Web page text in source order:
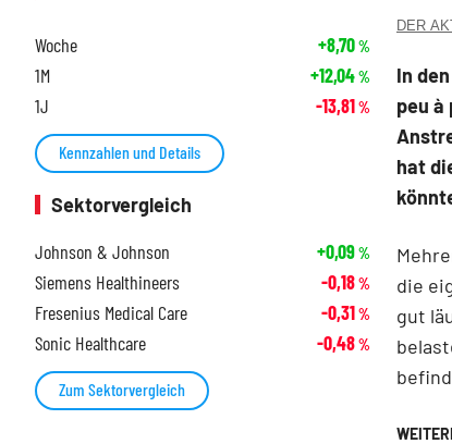
DER
In
peu à
hat
die
gut
Woche +8,70%
1M +12,04%
1J -13,81%
Kennzahlen und Details
Sektorvergleich
Johnson & Johnson
+0,09%
Siemens Healthineers -0,18%
Fresenius Medical Care -0,31%
Sonic Healthcare -0,48%
Zum Sektorvergleich